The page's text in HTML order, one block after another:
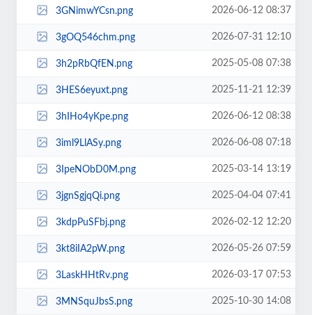
3GNimwYCsn.png 2026-06-12 08:37
3gOQ546chm.png 2026-07-31 12:10
3h2pRbQfEN.png 2025-05-08 07:38
3HES6eyuxt.png 2025-11-21 12:39
3hIHo4yKpe.png 2026-06-12 08:38
3iml9LlASy.png 2026-06-08 07:18
3IpeNObD0M.png 2025-03-14 13:19
3jgnSgjqQi.png 2025-04-04 07:41
3kdpPuSFbj.png 2026-02-12 12:20
3kt8iIA2pW.png 2026-05-26 07:59
3LaskHHtRv.png 2026-03-17 07:53
3MNSquJbsS.png 2025-10-30 14:08